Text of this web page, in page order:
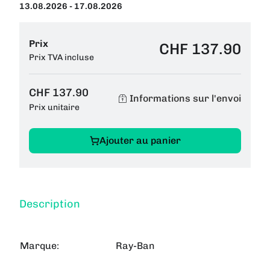
13.08.2026 - 17.08.2026
Prix
Prix TVA incluse CHF 137.90
CHF 137.90
Prix unitaire
Informations sur l'envoi
Ajouter au panier
Description
Marque:
Ray-Ban